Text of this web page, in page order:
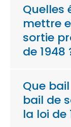
Quelles
mettre
sortie
de 1948
Que
bail de
la loi de